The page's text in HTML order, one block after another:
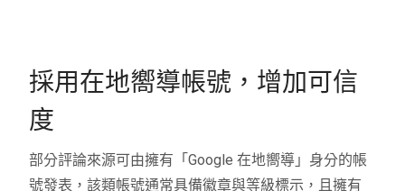
採用在地嚮導帳號，增加可信
度
部分評論來源可由擁有「Google 在地嚮導」身分的帳
號發表，該類帳號通常具備徽章與等級標示，且擁有